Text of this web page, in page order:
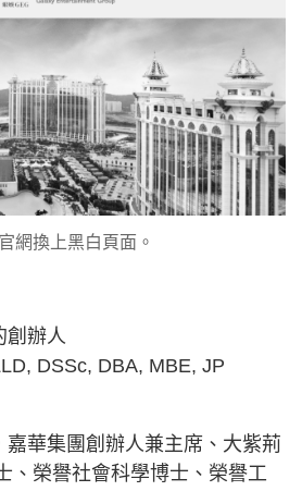
網換上黑白頁面。
創辦人
DSSc, DBA, MBE, JP
嘉華集團創辦人兼主席、大紫荊
、榮譽社會科學博士、榮譽工